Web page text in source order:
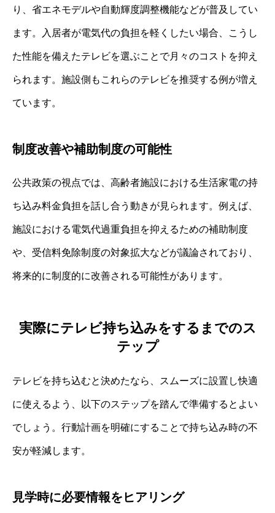
り、省エネモデルや自動輝度調整機能などが普及してい
ます。入居者が電気代の負担を軽くしたい場合、こうし
た性能を備えたテレビを選ぶことで月々のコストを抑え
られます。施設側もこれらのテレビを推奨する例が増え
ています。
制度改善や補助制度の可能性
公共政策の視点では、高齢者施設における生活家電の持
ち込み料金負担を話し合う動きが見られます。例えば、
施設における電気代過重負担を抑えるための補助制度
や、受信料免除制度の対象拡大などが議論されており、
将来的に制度的に改善される可能性があります。
実際にテレビ持ち込みをするまでのス
テップ
テレビを持ち込むと決めたなら、スムーズに設置し快適
に使えるよう、以下のステップを踏んで準備するとよい
でしょう。行動計画を明確にすることで持ち込み時の不
安が軽減します。
見学時に必要情報をヒアリング